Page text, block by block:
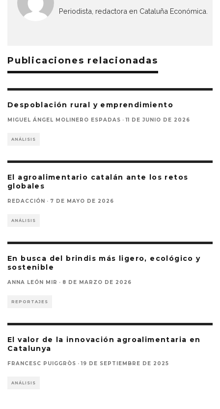
Periodista, redactora en Cataluña Económica.
Publicaciones relacionadas
Despoblación rural y emprendimiento
MIGUEL ÁNGEL MOLINERO ESPADAS · 11 DE JUNIO DE 2026
ANÁLISIS
El agroalimentario catalán ante los retos
globales
REDACCIÓN · 7 DE MAYO DE 2026
ANÁLISIS
En busca del brindis más ligero, ecológico y
sostenible
ANNA LEÓN MIR · 8 DE MARZO DE 2026
REPORTAJES
El valor de la innovación agroalimentaria en
Catalunya
FRANCESC PUIGGRÒS · 19 DE SEPTIEMBRE DE 2025
ANÁLISIS